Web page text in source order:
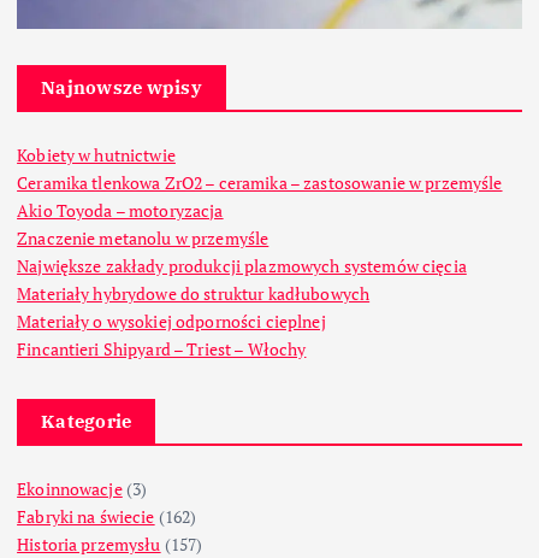
Najnowsze wpisy
Kobiety w hutnictwie
Ceramika tlenkowa ZrO2 – ceramika – zastosowanie w przemyśle
Akio Toyoda – motoryzacja
Znaczenie metanolu w przemyśle
Największe zakłady produkcji plazmowych systemów cięcia
Materiały hybrydowe do struktur kadłubowych
Materiały o wysokiej odporności cieplnej
Fincantieri Shipyard – Triest – Włochy
Kategorie
Ekoinnowacje(3)
Fabryki na świecie (162)
Historia przemysłu (157)